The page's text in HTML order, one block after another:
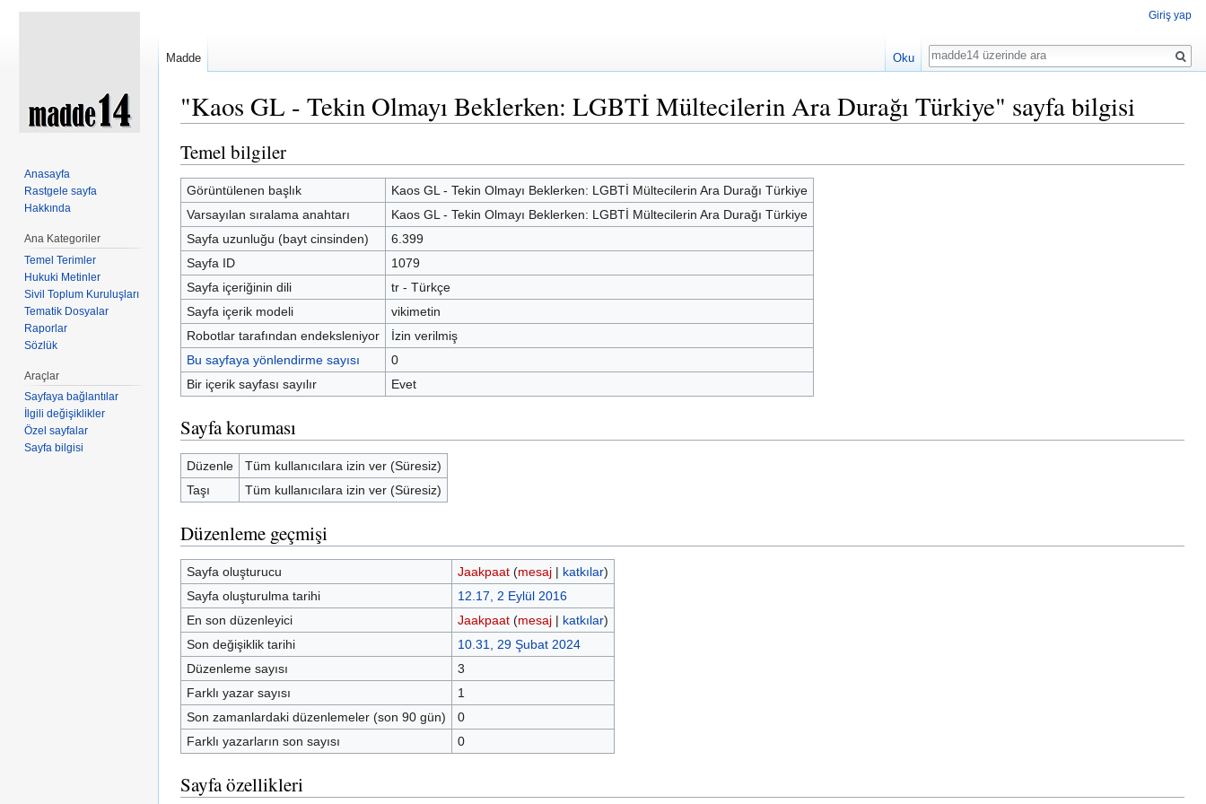
"Kaos GL - Tekin Olmayı Beklerken: LGBTİ Mültecilerin Ara Durağı Türkiye" sayfa bilgisi
Temel bilgiler
Görüntülenen başlık
Kaos GL - Tekin Olmayı Beklerken: LGBTİ Mültecilerin Ara Durağı Türkiye
Varsayılan sıralama anahtarı
Kaos GL - Tekin Olmayı Beklerken: LGBTİ Mültecilerin Ara Durağı Türkiye
Sayfa uzunluğu (bayt cinsinden)
6.399
Sayfa ID
1079
Sayfa içeriğinin dili
tr - Türkçe
Sayfa içerik modeli
vikimetin
Robotlar tarafından endeksleniyor
İzin verilmiş
Bu sayfaya yönlendirme sayısı
0
Bir içerik sayfası sayılır
Evet
Sayfa koruması
Düzenle
Tüm kullanıcılara izin ver (Süresiz)
Taşı
Tüm kullanıcılara izin ver (Süresiz)
Düzenleme geçmişi
Sayfa oluşturucu Jaakpaat (mesaj| katkılar)
Sayfa oluşturulma tarihi
12.17, 2 Eylül 2016
En son düzenleyici
Jaakpaat (mesaj| katkılar)
Son değişiklik tarihi
10.31, 29 Şubat 2024
Düzenleme sayısı
3
Farklı yazar sayısı
1
Son zamanlardaki düzenlemeler (son 90 gün)
0
Farklı yazarların son sayısı
0
Sayfa özellikleri
Giriş yap
Madde Oku
Ara
Anasayfa
Rastgele sayfa
Hakkında
Ana Kategoriler
Temel Terimler
Hukuki Metinler
Sivil Toplum Kuruluşları
Tematik Dosyalar
Raporlar
Sözlük
Araçlar
Sayfaya bağlantılar
İlgili değişiklikler
Özel sayfalar
Sayfa bilgisi